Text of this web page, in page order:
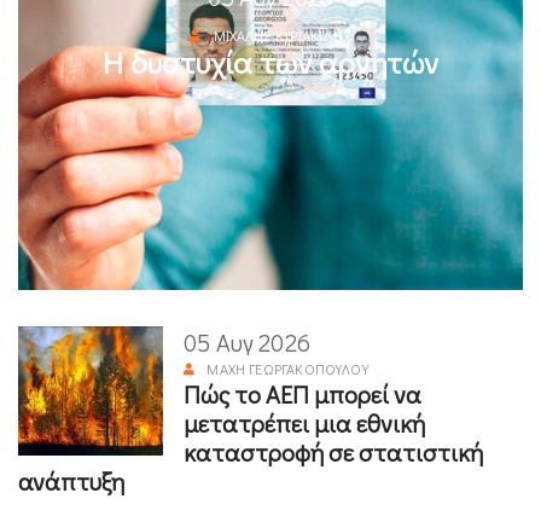
ΜΙΧΆΛΗΣ ΚΥΡΙΑΚΊΔΗΣ
Η δυστυχία των αρνητών
05 Αυγ 2026
ΜΆΧΗ ΓΕΩΡΓΑΚΟΠΟΎΛΟΥ
Πώς το ΑΕΠ μπορεί να
μετατρέπει μια εθνική
καταστροφή σε στατιστική
ανάπτυξη